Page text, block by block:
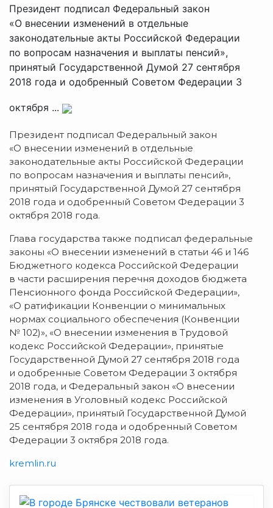
Президент подписал Федеральный закон
«О внесении изменений в отдельные
законодательные акты Российской Федерации
по вопросам назначения и выплаты пенсий»,
принятый Государственной Думой 27 сентября
2018 года и одобренный Советом Федерации 3
октября ...
Президент подписал Федеральный закон
«О внесении изменений в отдельные
законодательные акты Российской Федерации
по вопросам назначения и выплаты пенсий»,
принятый Государственной Думой 27 сентября
2018 года и одобренный Советом Федерации 3
октября 2018 года.
Глава государства также подписал федеральные
законы «О внесении изменений в статьи 46 и 146
Бюджетного кодекса Российской Федерации
в части расширения перечня доходов бюджета
Пенсионного фонда Российской Федерации»,
«О ратификации Конвенции о минимальных
нормах социального обеспечения (Конвенции
№ 102)», «О внесении изменения в Трудовой
кодекс Российской Федерации», принятые
Государственной Думой 27 сентября 2018 года
и одобренные Советом Федерации 3 октября
2018 года, и Федеральный закон «О внесении
изменения в Уголовный кодекс Российской
Федерации», принятый Государственной Думой
25 сентября 2018 года и одобренный Советом
Федерации 3 октября 2018 года.
kremlin.ru